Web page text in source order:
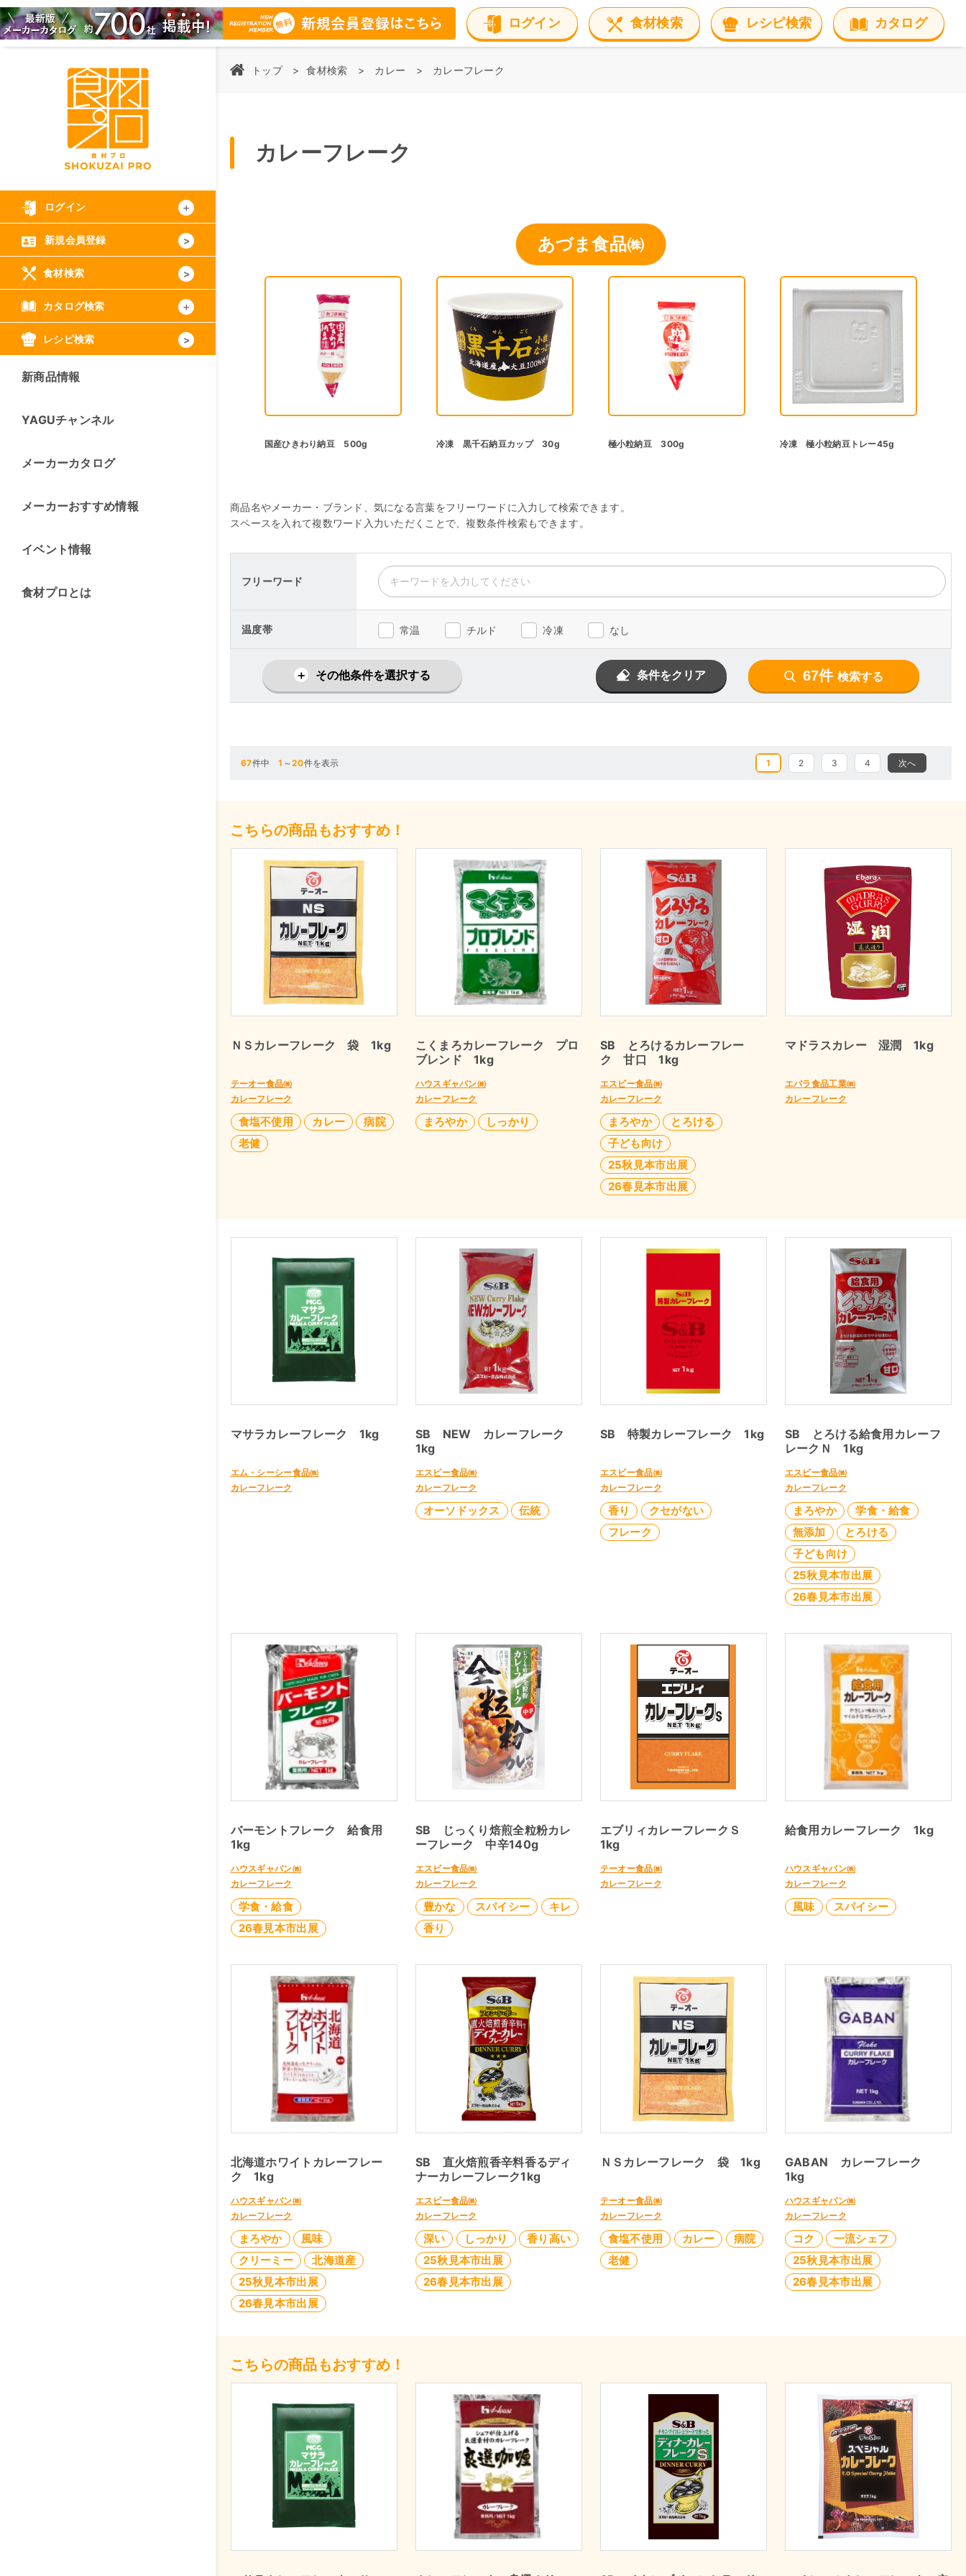
ログイン 食材検索 レシピ検索 カタログ
ログイン
新規会員登録
食材検索
カタログ検索
レシピ検索
新商品情報
YAGUチャンネル
メーカーカタログ
メーカーおすすめ情報
イベント情報
食材プロとは
トップ 食材検索 カレー カレーフレーク
カレーフレーク
あづま食品㈱
国産ひきわり納豆 500g 冷凍 黒千石納豆カップ 30g 極小粒納豆 300g 冷凍 極小粒納豆トレー45g
商品名やメーカー・ブランド、気になる言葉をフリーワードに入力して検索できます。
スペースを入れて複数ワード入力いただくことで、複数条件検索もできます。
フリーワード
温度帯 常温 チルド 冷凍 なし
その他条件を選択する 条件をクリア 67件 検索する
67件中1 ～20件を表示 1 2 3 4 次へ
こちらの商品もおすすめ！
ＮＳカレーフレーク 袋 1kg
テーオー食品㈱
カレーフレーク
食塩不使用 カレー
病院
老健
こくまろカレーフレーク プロ
ブレンド 1kg
ハウスギャバン㈱
カレーフレーク
まろやか しっかり
SB とろけるカレーフレー
ク 甘口 1kg
エスビー食品㈱
カレーフレーク
まろやか
とろける
子ども向け
25秋見本市出展
26春見本市出展
マドラスカレー 湿潤 1kg
エバラ食品工業㈱
カレーフレーク
マサラカレーフレーク 1kg
エム・シーシー食品㈱
カレーフレーク
SB NEW カレーフレーク
1kg
エスビー食品㈱
カレーフレーク
オーソドックス 伝統
SB 特製カレーフレーク 1kg
エスビー食品㈱
カレーフレーク
香り
クセがない
フレーク
SB とろける給食用カレーフ
レークＮ 1kg
エスビー食品㈱
カレーフレーク
まろやか
学食・給食
無添加
とろける
子ども向け
25秋見本市出展
26春見本市出展
バーモントフレーク 給食用
1kg
ハウスギャバン㈱
カレーフレーク
学食・給食
26春見本市出展
SB じっくり焙煎全粒粉カレ
ーフレーク 中辛140g
エスビー食品㈱
カレーフレーク
豊かな スパイシー
キレ
香り
エブリィカレーフレークＳ
1kg
テーオー食品㈱
カレーフレーク
給食用カレーフレーク 1kg
ハウスギャバン㈱
カレーフレーク
風味 スパイシー
北海道ホワイトカレーフレー
ク 1kg
ハウスギャバン㈱
カレーフレーク
まろやか
風味
クリーミー
北海道産
25秋見本市出展
26春見本市出展
SB 直火焙煎香辛料香るディ
ナーカレーフレーク1kg
エスビー食品㈱
カレーフレーク
深い しっかり
香り高い
25秋見本市出展
26春見本市出展
ＮＳカレーフレーク 袋 1kg
テーオー食品㈱
カレーフレーク
食塩不使用 カレー
病院
老健
GABAN カレーフレーク
1kg
ハウスギャバン㈱
カレーフレーク
コク
一流シェフ
25秋見本市出展
26春見本市出展
こちらの商品もおすすめ！